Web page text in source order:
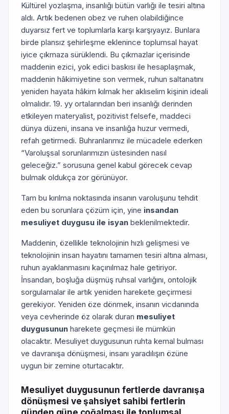
Kültürel yozlaşma, insanlığı bütün varlığı ile tesiri altına
aldı. Artık bedenen obez ve ruhen olabildiğince
duyarsız fert ve toplumlarla karşı karşıyayız. Bunlara
birde plansız şehirleşme eklenince toplumsal hayat
iyice çıkmaza sürüklendi. Bu çıkmazlar içerisinde
maddenin ezici, yok edici baskısı ile hesaplaşmak,
maddenin hâkimiyetine son vermek, ruhun saltanatını
yeniden hayata hâkim kılmak her aklıselim kişinin ideali
olmalıdır. 19. yy ortalarından beri insanlığı derinden
etkileyen materyalist, pozitivist felsefe, maddeci
dünya düzeni, insana ve insanlığa huzur vermedi,
refah getirmedi. Buhranlarımız ile mücadele ederken
“Varoluşsal sorunlarımızın üstesinden nasıl
geleceğiz.” sorusuna genel kabul görecek cevap
bulmak oldukça zor görünüyor.
Tam bu kırılma noktasında insanın varoluşunu tehdit
eden bu sorunlara çözüm için, yine insandan
mesuliyet duygusu ile isyan beklenilmektedir.
Maddenin, özellikle teknolojinin hızlı gelişmesi ve
teknolojinin insan hayatını tamamen tesiri altına alması,
ruhun ayaklanmasını kaçınılmaz hale getiriyor.
İnsandan, boşluğa düşmüş ruhsal varlığını, ontolojik
sorgulamalar ile artık yeniden harekete geçirmesi
gerekiyor. Yeniden öze dönmek, insanın vicdanında
veya cevherinde öz olarak duran mesuliyet
duygusunun harekete geçmesi ile mümkün
olacaktır. Mesuliyet duygusunun ruhta kemal bulması
ve davranışa dönüşmesi, insanı yaradılışın özüne
uygun bir zemine oturtacaktır.
Mesuliyet duygusunun fertlerde davranışa
dönüşmesi ve şahsiyet sahibi fertlerin